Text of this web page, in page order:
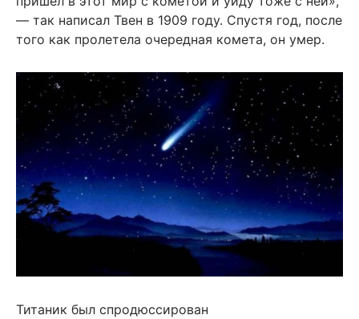
— так написал Твен в 1909 году. Спустя год, после
того как пролетела очередная комета, он умер.
Титаник был спродюссирован